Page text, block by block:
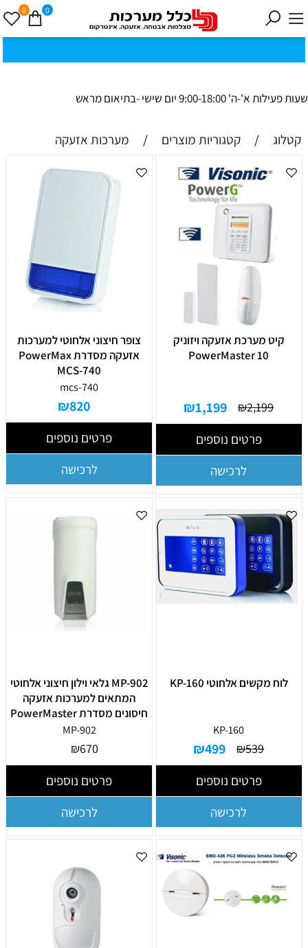
כ
ת
וב
ת
ינ
ו:ז
ב
וט
ינ
ס
קי1
8
0ב
נ
י ב
ר
ק
שעות פעילות א'-ה' 9:00-18:00 יום שישי -בתיאום מראש
0 0
קטלוג / קטגוריות מוצרים / מערכות אזעקה
קיט מערכת אזעקה ויזוניק
PowerMaster 10
₪2,199
₪1,199
פרטים נוספים
לרכישה
צופר חיצוני אלחוטי למערכות
אזעקה מסדרת PowerMax
MCS-740
mcs-740
₪820
פרטים נוספים
לרכישה
לוח מקשים אלחוטי KP-160
KP-160
₪539
₪499
פרטים נוספים
לרכישה
MP-902 גלאי וילון חיצוני אלחוטי
המתאים למערכות אזעקה
חיסונים מסדרת PowerMaster
MP-902
₪670
פרטים נוספים
לרכישה